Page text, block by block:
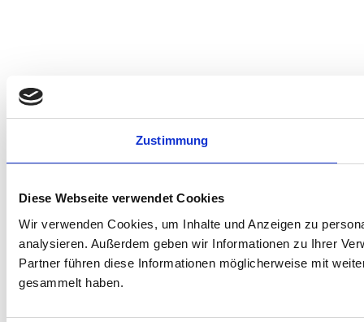
Zustimmung
Diese Webseite verwendet Cookies
Wir verwenden Cookies, um Inhalte und Anzeigen zu
analysieren. Außerdem geben wir Informationen zu Ihrer
Partner führen diese Informationen möglicherweise mit
gesammelt haben.